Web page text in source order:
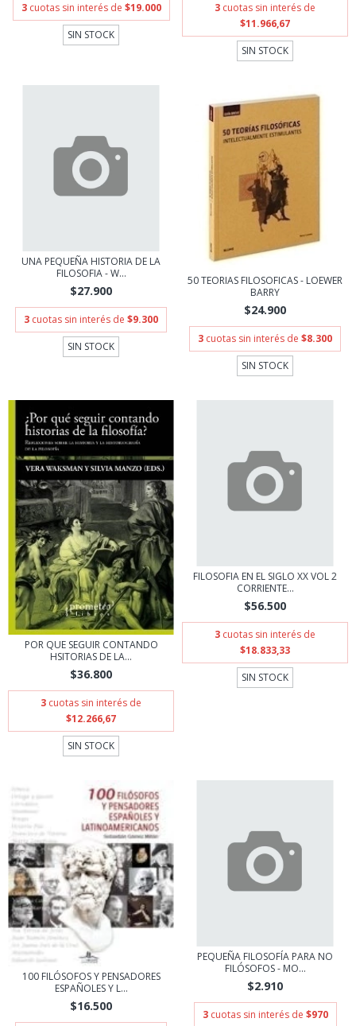
3 cuotas sin interés de $19.000
SIN STOCK
3 cuotas sin interés de
$11.966,67
SIN STOCK
UNA PEQUEÑA HISTORIA DE LA
FILOSOFIA - W...
$27.900
3 cuotas sin interés de $9.300
SIN STOCK
50 TEORIAS FILOSOFICAS - LOEWER
BARRY
$24.900
3 cuotas sin interés de $8.300
SIN STOCK
POR QUE SEGUIR CONTANDO
HSITORIAS DE LA...
$36.800
3 cuotas sin interés de
$12.266,67
SIN STOCK
FILOSOFIA EN EL SIGLO XX VOL 2
CORRIENTE...
$56.500
3 cuotas sin interés de
$18.833,33
SIN STOCK
100 FILÓSOFOS Y PENSADORES
ESPAÑOLES Y L...
$16.500
PEQUEÑA FILOSOFÍA PARA NO
FILÓSOFOS - MO...
$2.910
3 cuotas sin interés de $970